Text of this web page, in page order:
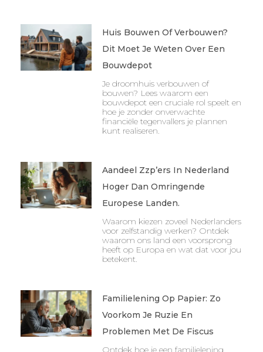
Huis Bouwen Of Verbouwen?
Dit Moet Je Weten Over Een
Bouwdepot
Je droomhuis verbouwen of
bouwen? Lees waarom een
bouwdepot een cruciale rol speelt en
hoe je zonder onverwachte
financiële tegenvallers je plannen
kunt realiseren.
Aandeel Zzp’ers In Nederland
Hoger Dan Omringende
Europese Landen.
Waarom kiezen zoveel Nederlanders
voor zelfstandig werken? Ontdek
waarom ons land een voorsprong
heeft op Europa en wat dat voor jou
betekent.
Familielening Op Papier: Zo
Voorkom Je Ruzie En
Problemen Met De Fiscus
Ontdek hoe je een familielening